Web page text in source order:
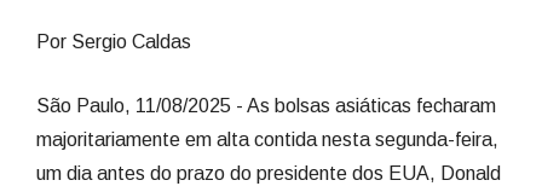
Por Sergio Caldas
São Paulo, 11/08/2025 - As bolsas asiáticas fecharam
majoritariamente em alta contida nesta segunda-feira,
um dia antes do prazo do presidente dos EUA, Donald